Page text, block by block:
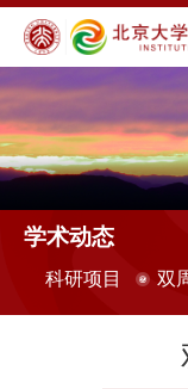
学术动态
科研项目 双